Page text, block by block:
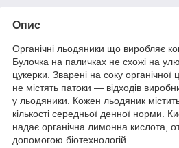
Опис
Органічні льодяники що виробляє
Булочка на паличках не схожі на
цукерки. Зварені на соку органічної
не містять патоки — відходів
у льодяники. Кожен льодяник
кількості середньої денної норми.
надає органічна лимонна кислота,
допомогою біотехнологій.